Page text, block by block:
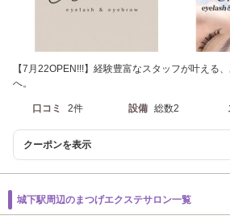
【7月22OPEN!!!】経験豊富なスタッフが叶える
へ。
口コミ 2件 設備 総数2
クーポンを表示
城下駅周辺のまつげエクステサロン一覧